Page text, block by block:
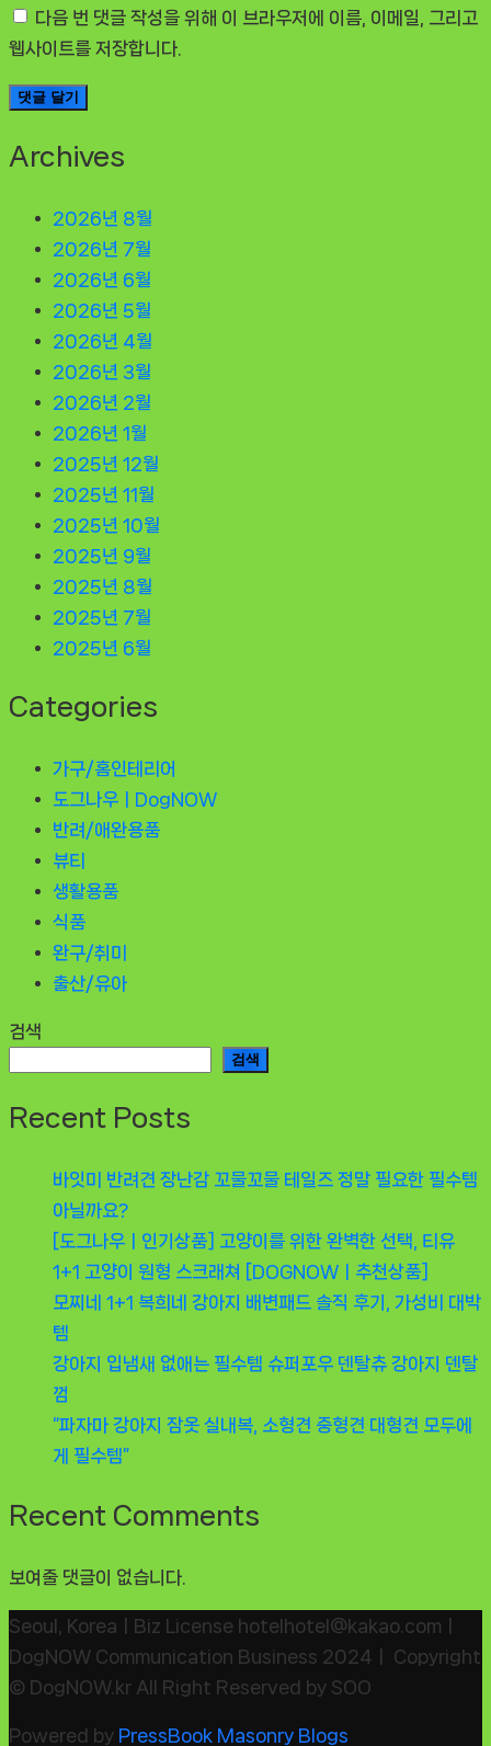
다음 번 댓글 작성을 위해 이 브라우저에 이름, 이메일, 그리고
웹사이트를 저장합니다.
Archives
2026년 8월
2026년 7월
2026년 6월
2026년 5월
2026년 4월
2026년 3월
2026년 2월
2026년 1월
2025년 12월
2025년 11월
2025년 10월
2025년 9월
2025년 8월
2025년 7월
2025년 6월
Categories
가구/홈인테리어
도그나우ㅣDogNOW
반려/애완용품
뷰티
생활용품
식품
완구/취미
출산/유아
검색
검색
Recent Posts
바잇미 반려견 장난감 꼬물꼬물 테일즈 정말 필요한 필수템
아닐까요?
[도그나우ㅣ인기상품] 고양이를 위한 완벽한 선택, 티유
1+1 고양이 원형 스크래쳐 [DOGNOWㅣ추천상품]
모찌네 1+1 복희네 강아지 배변패드 솔직 후기, 가성비 대박
템
강아지 입냄새 없애는 필수템 슈퍼포우 덴탈츄 강아지 덴탈
껌
“파자마 강아지 잠옷 실내복, 소형견 중형견 대형견 모두에
게 필수템”
Recent Comments
보여줄 댓글이 없습니다.
Seoul, KoreaㅣBiz License hotelhotel@kakao.comㅣ
DogNOW Communication Business 2024ㅣ Copyright
© DogNOW.kr All Right Reserved by SOO
Powered by PressBook Masonry Blogs